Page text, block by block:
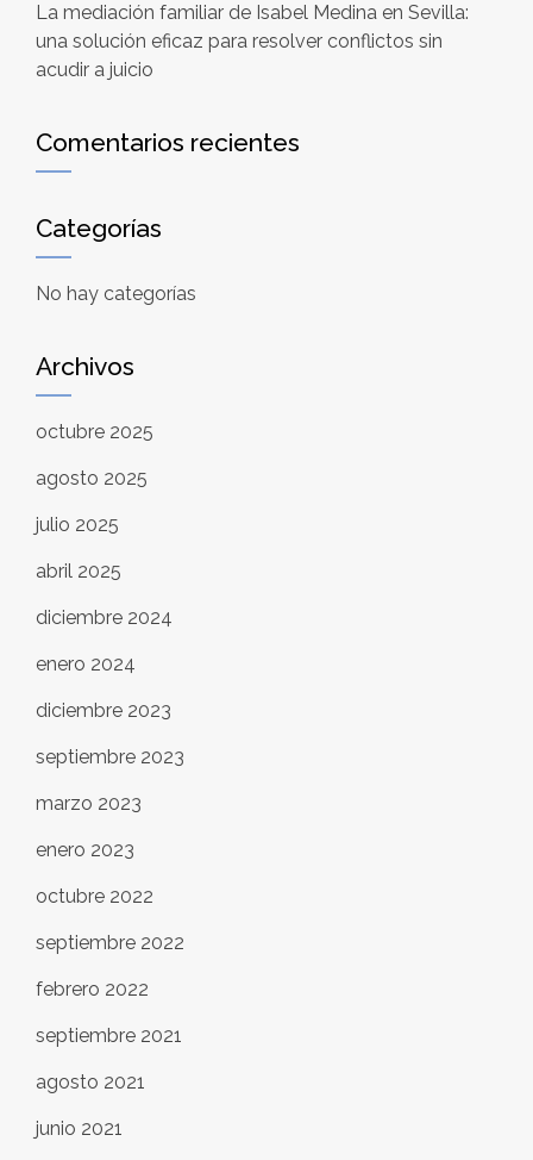
La mediación familiar de Isabel Medina en Sevilla:
una solución eficaz para resolver conflictos sin
acudir a juicio
Comentarios recientes
Categorías
No hay categorías
Archivos
octubre 2025
agosto 2025
julio 2025
abril 2025
diciembre 2024
enero 2024
diciembre 2023
septiembre 2023
marzo 2023
enero 2023
octubre 2022
septiembre 2022
febrero 2022
septiembre 2021
agosto 2021
junio 2021